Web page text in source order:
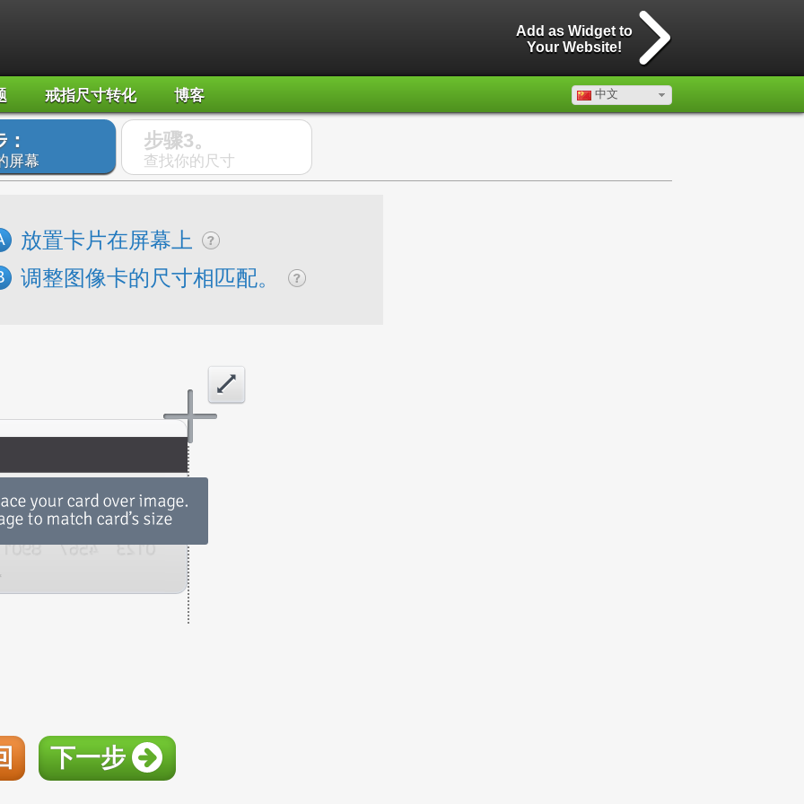
Add as Widget to
Your Website!
戒指尺寸转化 博客 中文
屏幕
步骤3。
查找你的尺寸
放置卡片在屏幕上
调整图像卡的尺寸相匹配。
下一步